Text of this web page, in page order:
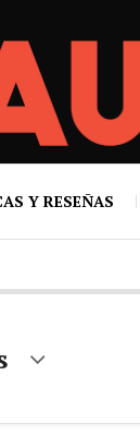
Y RESEÑAS